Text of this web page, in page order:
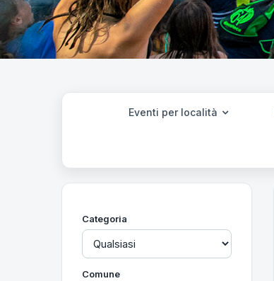
Eventi per località
Categoria
Comune